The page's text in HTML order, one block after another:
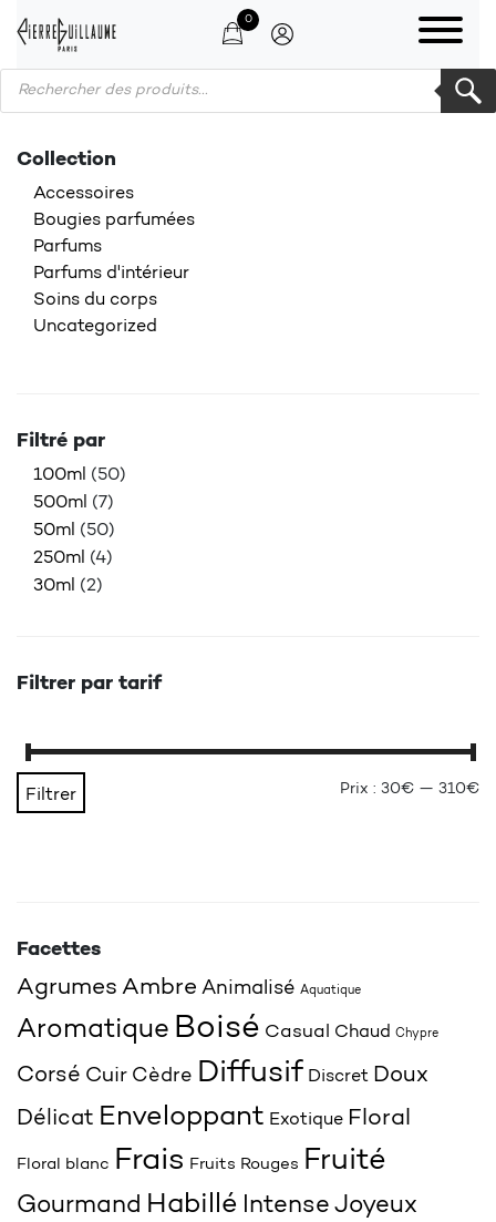
0
Products search
Collection
Accessoires
Bougies parfumées
Parfums
Parfums d'intérieur
Soins du corps
Uncategorized
Filtré par
100ml (50)
500ml (7)
50ml (50)
250ml (4)
30ml (2)
Filtrer par tarif
Filtrer Prix : 30€ — 310€
Facettes
Agrumes Ambre Animalisé Aquatique
Aromatique Boisé Casual Chaud Chypre
Corsé Cuir Cèdre Diffusif Discret Doux
Délicat Enveloppant Exotique Floral
Floral blanc Frais Fruits Rouges Fruité
Gourmand Habillé Intense Joyeux